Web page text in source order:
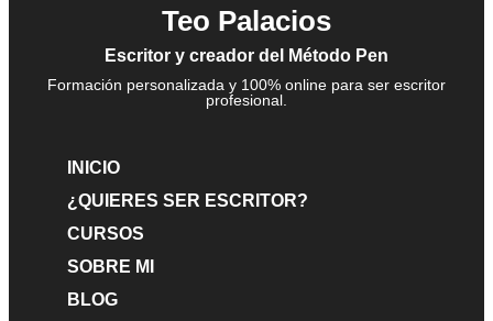
Barbanegra: el pirata más temido de los mares
Catalina de la Cerda: camarera mayor de la reina
pirata
Cómo manejar el ritmo narrativo en tu novela
Cómo construir escenas para tus novelas
La batalla de Zalaca
Teo Palacios
Escritor y creador del Método Pen
Formación personalizada y 100% online para ser escritor
profesional.
INICIO
¿QUIERES SER ESCRITOR?
CURSOS
SOBRE MI
BLOG